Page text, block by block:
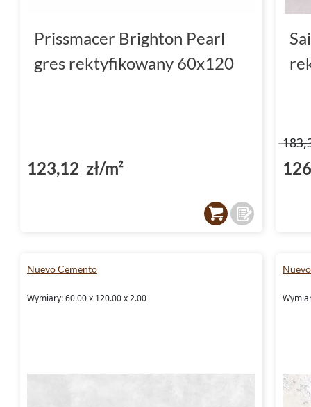
Prissmacer Brighton Pearl
gres rektyfikowany 60x120
123,12 zł/m²
Nuevo Cemento
Wymiary: 60.00 x 120.00 x 2.00